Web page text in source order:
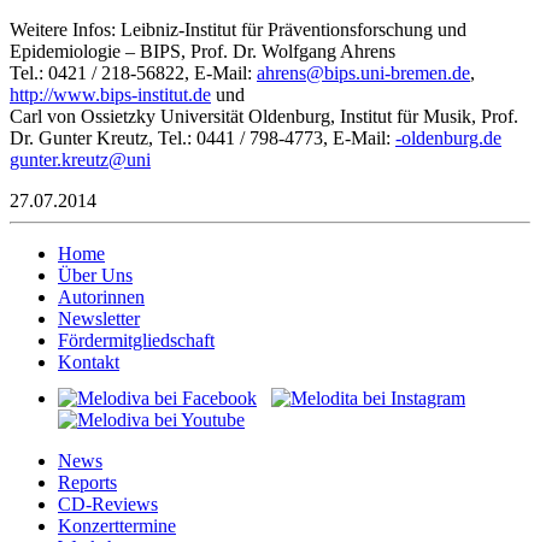
Weitere Infos: Leibniz-Institut für Präventionsforschung und
Epidemiologie – BIPS, Prof. Dr. Wolfgang Ahrens
Tel.: 0421 / 218-56822, E-Mail:
ed.ne
merb-
inu.s
pib@s
nerha
,
http://www.bips-institut.de und
Carl von Ossietzky Universität Oldenburg, Institut für Musik, Prof.
Dr. Gunter Kreutz, Tel.: 0441 / 798-4773, E-Mail:
ed.gr
ubned
lo-
in
u@ztu
erk.r
etnug
27.07.2014
Home
Über Uns
Autorinnen
Newsletter
Fördermitgliedschaft
Kontakt
News
Reports
CD-Reviews
Konzerttermine